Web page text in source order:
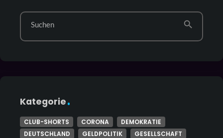
Suchen search
Kategorie
CLUB-SHORTS CORONA
DEMOKRATIE
DEUTSCHLAND
GELDPOLITIK
GESELLSCHAFT